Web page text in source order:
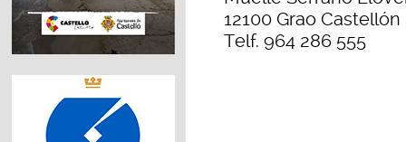
12100 Grao Castellón
Telf. 964 286 555